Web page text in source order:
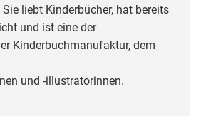
liebt Kinderbücher, hat bereits
und ist eine der
Kinderbuchmanufaktur, dem
und -illustratorinnen.